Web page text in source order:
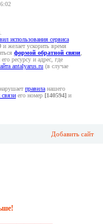
использования сервиса
и желает ускорить время
формой обратной связи
ресурсу и адрес, где
antalyarus.ru (в случае
правила нашего
его номер [140594] и
Добавить сайт